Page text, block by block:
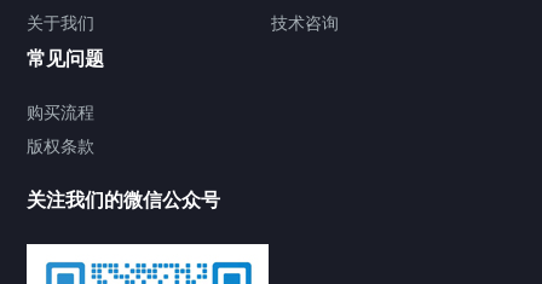
关于我们
技术咨询
常见问题
购买流程
版权条款
关注我们的微信公众号